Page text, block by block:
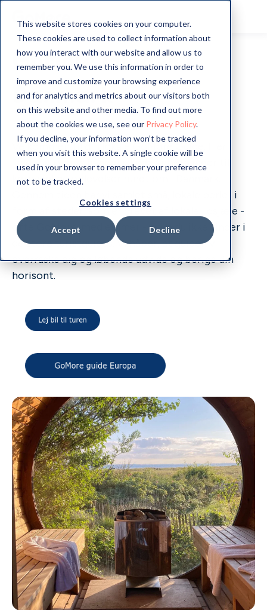
This website stores cookies on your computer.
These cookies are used to collect information about
how you interact with our website and allow us to
remember you. We use this information in order to
improve and customize your browsing experience
and for analytics and metrics about our visitors both
on this website and other media. To find out more
about the cookies we use, see our Privacy Policy.
If you decline, your information won’t be tracked
when you visit this website. A single cookie will be
used in your browser to remember your preference
not to be tracked.
Cookies settings
Accept Decline
GoMore Guiden i
Danmark
Velkommen til din lokale GoMore Guide. Her
finder du vores håndplukkede anbefalinger til
kørevenlige oplevelser rundt om i Danmark.
Gennem tiden har vi samlet små, lokale perler i
form af steder, som er drevet af lokale ildsjæle -
ofte GoMore-medlemmer - som du ikke finder i
de store turistguides. Vi håber, at guiden vil
overraske dig og løbende udvide og berige din
horisont.